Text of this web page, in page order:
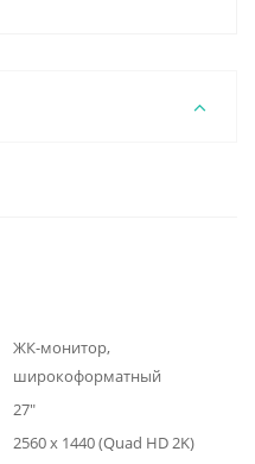
ЖК-монитор,
широкоформатный
27"
2560 x 1440 (Quad HD 2K)